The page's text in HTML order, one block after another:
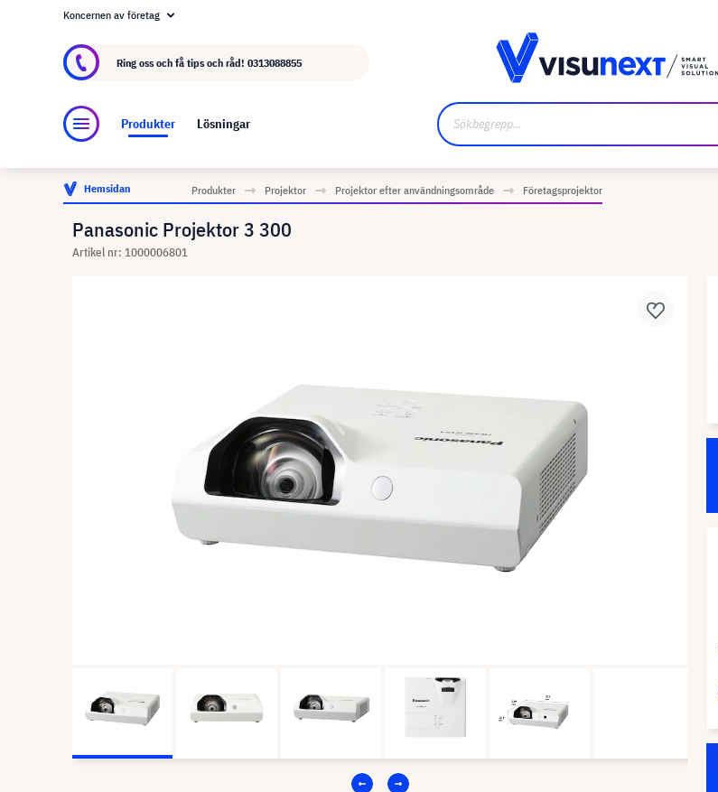
Om visunext.se
Koncernen av företag
Ring oss och få tips och råd! 0313088855
Produkter Lösningar
Hemsidan Produkter Projektor Projektor efter användningsområde Företagsprojektor
Panasonic Projektor 3 300
Artikel nr: 1000006801